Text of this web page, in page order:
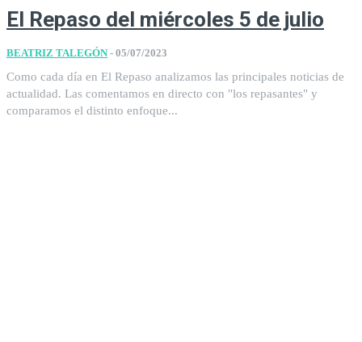
El Repaso del miércoles 5 de julio
BEATRIZ TALEGÓN - 05/07/2023
Como cada día en El Repaso analizamos las principales noticias de
actualidad. Las comentamos en directo con "los repasantes" y
comparamos el distinto enfoque...